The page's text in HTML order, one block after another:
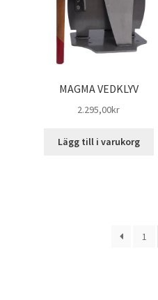
MAGMA VEDKLYV
2.295,00kr
Lägg till i varukorg
1